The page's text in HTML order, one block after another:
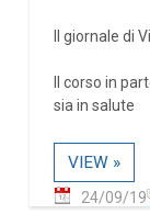
Il giornale di
Il corso in
sia in salute
VIEW »
24/09/19